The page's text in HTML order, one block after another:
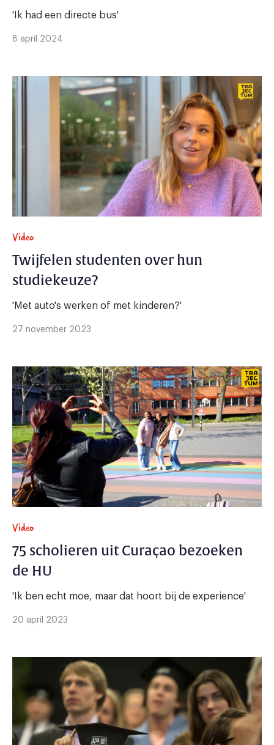
'Ik had een directe bus'
8 april 2024
Video
Twijfelen studenten over hun
studiekeuze?
'Met auto's werken of met kinderen?'
27 november 2023
Video
75 scholieren uit Curaçao bezoeken
de HU
'Ik ben echt moe, maar dat hoort bij de experience'
20 april 2023